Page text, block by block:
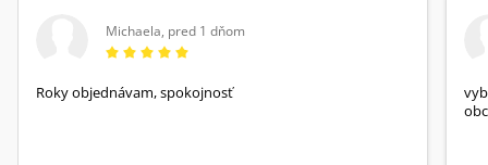
Michaela, pred 1 dňom
Roky objednávam, spokojnosť